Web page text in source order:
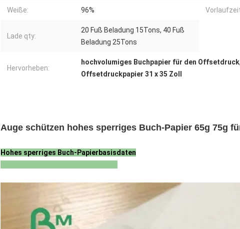
Weiße: 96%
Lade qty:
20 Fuß Beladung 15Tons, 40 Fuß
Beladung 25Tons
Hervorheben:
hochvolumiges Buchpapier für den Offsetdruck,
Offsetdruckpapier 31 x 35 Zoll
Auge schützen hohes sperriges Buch-Papier 65g 75g
Hohes sperriges Buch-Papierbasisdaten